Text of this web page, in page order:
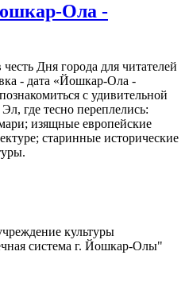
Ола -
Дня города для читателей
- дата «Йошкар-Ола -
с удивительной
где тесно переплелись:
изящные европейские
старинные исторические
культуры
система г. Йошкар-Олы"